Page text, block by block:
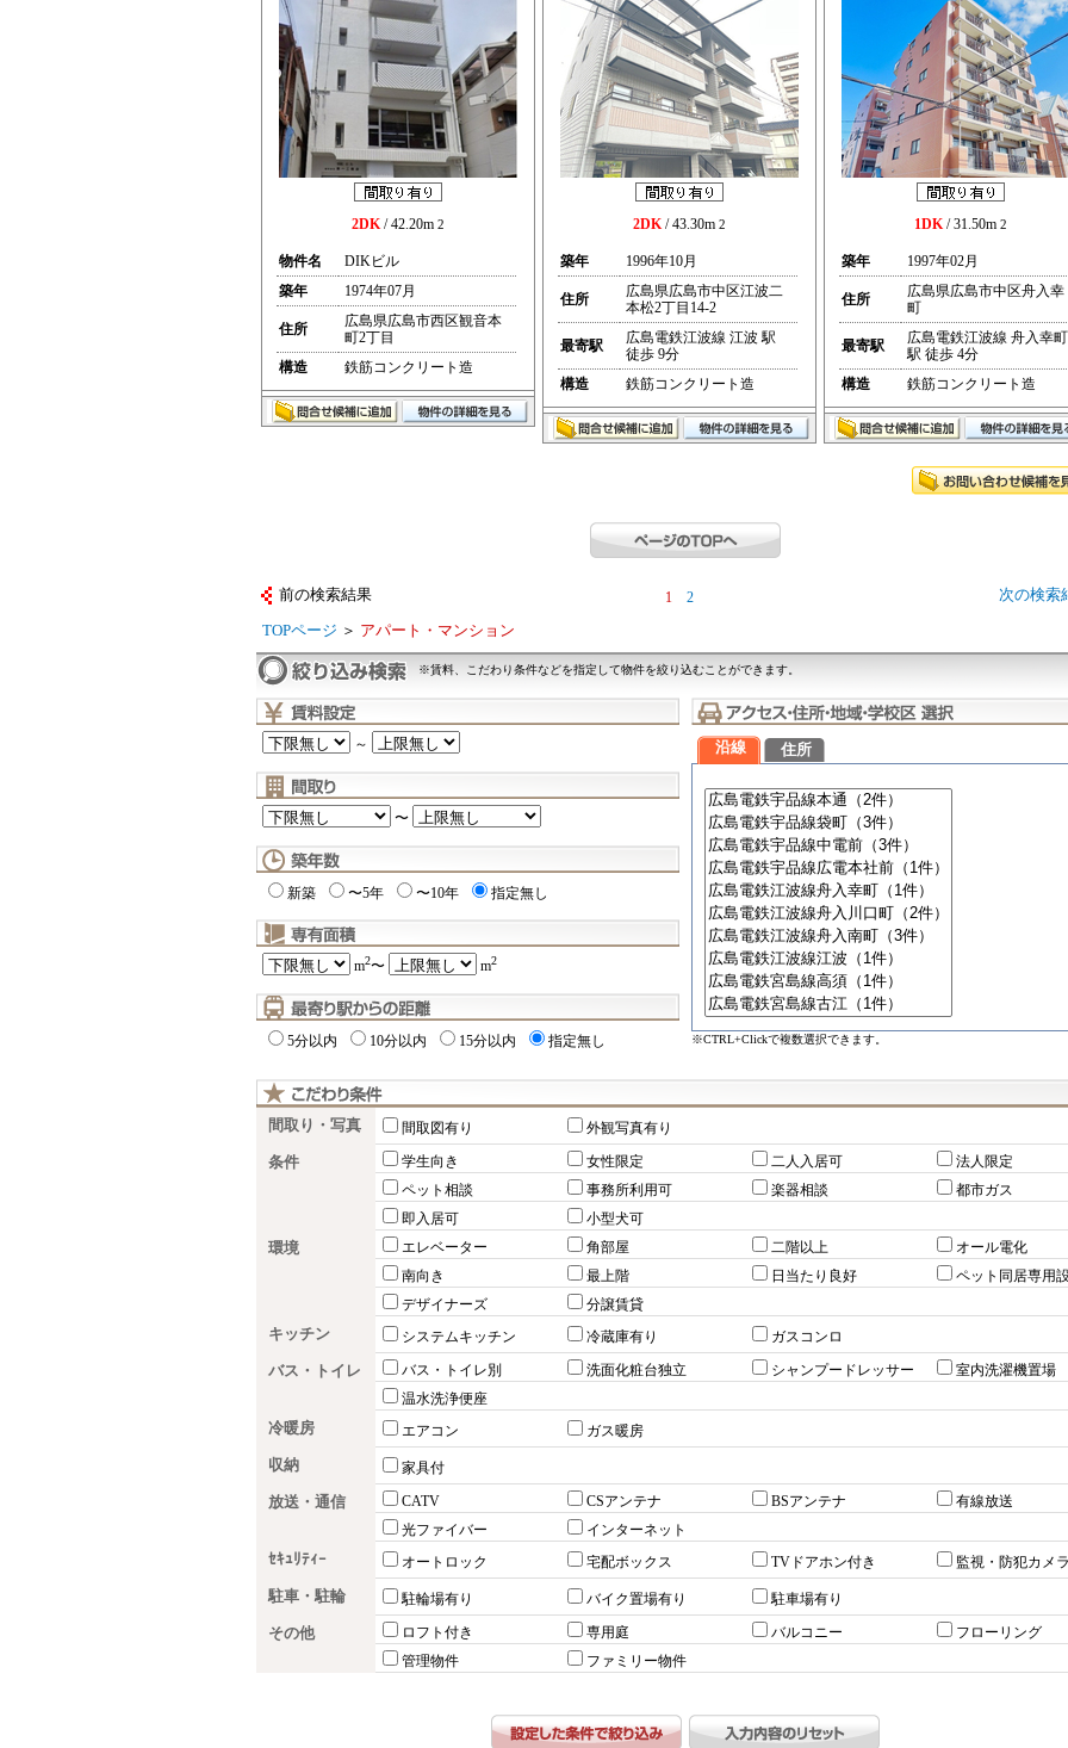
2DK/ 42.20m 2
物件名
DIKビル
築年
1974年07月
住所
広島県広島市西区観音本
町2丁目
構造
鉄筋コンクリート造
2DK/ 43.30m 2
築年 1996年10月
住所
広島県広島市中区江波二
本松2丁目14-2
最寄駅
広島電鉄江波線 江波 駅
徒歩 9分
構造
鉄筋コンクリート造
1DK/ 31.50m 2
築年 1997年02月
住所
広島県広島市中区舟入幸
町
最寄駅
広島電鉄江波線 舟入幸町
駅 徒歩 4分
構造
鉄筋コンクリート造
前の検索結果 1 2 次の検索
TOPページ ＞ アパート・マンション
※賃料、こだわり条件などを指定して物件を絞り込むことができます。
～
〜
新築 〜5年 〜10年 指定無し
m2〜 m2
5分以内 10分以内 15分以内 指定無し
沿線 住所
※CTRL+Clickで複数選択できます。
間取り・写真 間取図有り 外観写真有り
条件 学生向き 女性限定 二人入居可
法人限定
ペット相談
事務所利用可 楽器相談
都市ガス
即入居可
小型犬可
環境 エレベーター 角部屋 二階以上
オール電化
南向き
最上階 日当たり良好
ペット同居専用
デザイナーズ
分譲賃貸
キッチン システムキッチン 冷蔵庫有り ガスコンロ
バス・トイレ バス・トイレ別 洗面化粧台独立 シャンプードレッサー
室内洗濯機置場
温水洗浄便座
冷暖房 エアコン ガス暖房
収納 家具付
放送・通信 CATV CSアンテナ BSアンテナ
有線放送
光ファイバー
インターネット
ｾｷｭﾘﾃｨｰ オートロック 宅配ボックス TVドアホン付き 監視・防犯カメ
駐車・駐輪 駐輪場有り バイク置場有り 駐車場有り
その他 ロフト付き 専用庭 バルコニー
フローリング
管理物件
ファミリー物件